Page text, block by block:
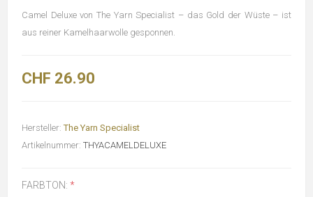
Camel Deluxe von The Yarn Specialist – das Gold der Wüste – ist
aus reiner Kamelhaarwolle gesponnen.
CHF 26.90
Hersteller: The Yarn Specialist
Artikelnummer: THYACAMELDELUXE
FARBTON: *